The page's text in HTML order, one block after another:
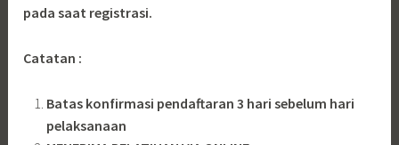
pada saat registrasi.
Catatan :
Batas konfirmasi pendaftaran 3 hari sebelum hari
pelaksanaan